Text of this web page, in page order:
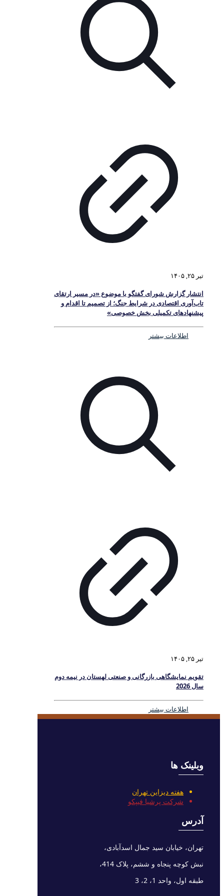
تیر ۲۵, ۱۴۰۵
انتشار گزارش شورای گفتگو با موضوع «در مسیر ارتقای
تاب‌آوری اقتصادی در شرایط جنگ؛ از تصمیم تا اقدام و
پیشنهادهای تکمیلی بخش خصوصی»
اطلاعات بیشتر
تیر ۲۵, ۱۴۰۵
تقویم نمایشگاهی بازرگانی و صنعتی لهستان در نیمه دوم
سال 2026
اطلاعات بیشتر
وبلینک ها
هفته دیزاین تهران
شرکت پرشیا فیپکو
آدرس
تهران، خیابان سید جمال اسدآبادی،
نبش کوچه پنجاه و ششم، پلاک 414،
طبقه اول، واحد 1، 2، 3